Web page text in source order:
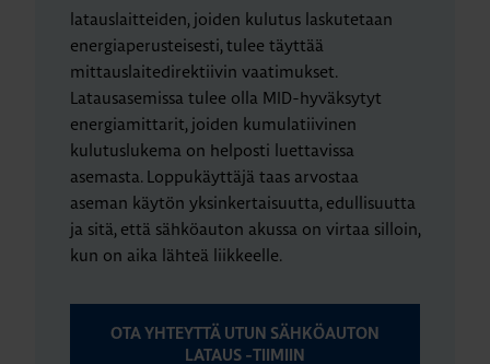
latauslaitteiden, joiden kulutus laskutetaan
energiaperusteisesti, tulee täyttää
mittauslaitedirektiivin vaatimukset.
Latausasemissa tulee olla MID-hyväksytyt
energiamittarit, joiden kumulatiivinen
kulutuslukema on helposti luettavissa
asemasta. Loppukäyttäjä taas arvostaa
aseman käytön yksinkertaisuutta, edullisuutta
ja sitä, että sähköauton akussa on virtaa silloin,
kun on aika lähteä liikkeelle.
OTA YHTEYTTÄ UTUN SÄHKÖAUTON
LATAUS -TIIMIIN